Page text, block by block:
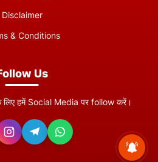
Disclaimer
& Conditions
Us
लिए हमें Social Media पर follow करें।